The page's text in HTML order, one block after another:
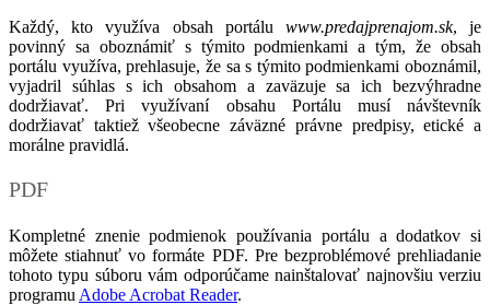
Každý, kto využíva obsah portálu www.predajprenajom.sk, je
povinný sa oboznámiť s týmito podmienkami a tým, že obsah
portálu využíva, prehlasuje, že sa s týmito podmienkami oboznámil,
vyjadril súhlas s ich obsahom a zaväzuje sa ich bezvýhradne
dodržiavať. Pri využívaní obsahu Portálu musí návštevník
dodržiavať taktiež všeobecne záväzné právne predpisy, etické a
morálne pravidlá.
PDF
Kompletné znenie podmienok používania portálu a dodatkov si
môžete stiahnuť vo formáte PDF. Pre bezproblémové prehliadanie
tohoto typu súboru vám odporúčame nainštalovať najnovšiu verziu
programu Adobe Acrobat Reader.